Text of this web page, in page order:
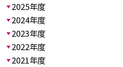
2025年度
2024年度
2023年度
2022年度
2021年度